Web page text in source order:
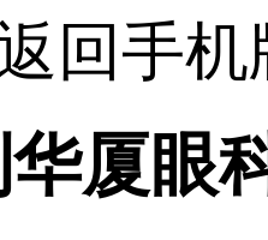
回手机
厦眼